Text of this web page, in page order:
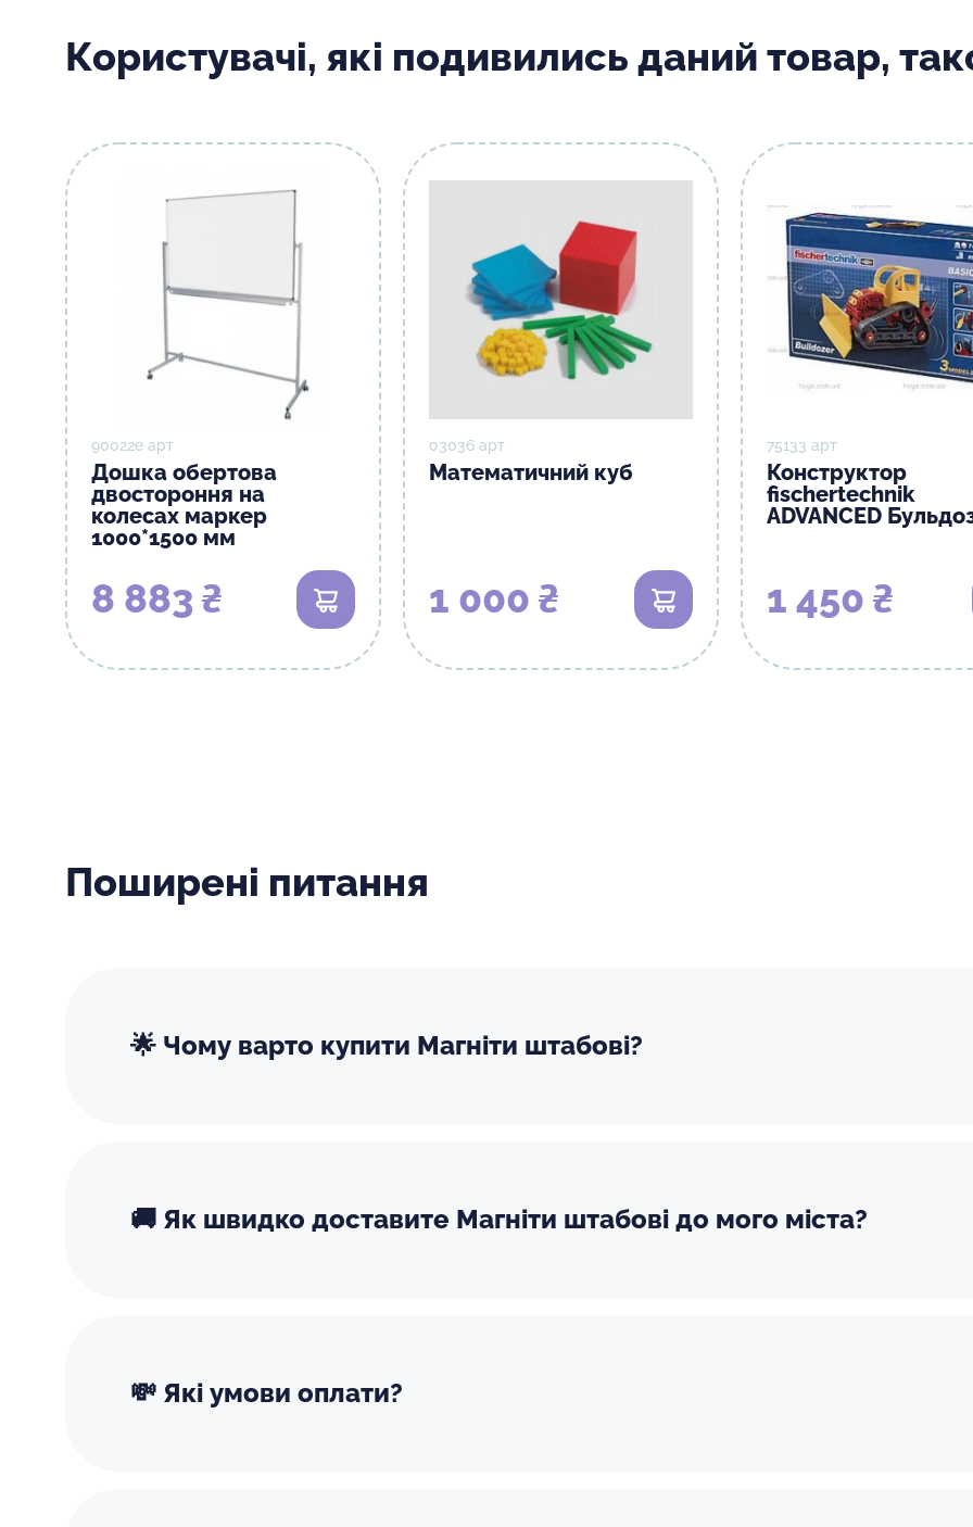
Користувачі, які подивились даний товар,
90022е арт
Дошка обертова
двостороння на
колесах маркер
1000*1500 мм
8 883 ₴ В кошик
03036 арт
Математичний куб
1 000 ₴ В кошик
75133 арт
Конструктор
fisсhertechnik
ADVANCED
1 450 ₴
Поширені питання
🌟 Чому варто купити Магніти штабові?
🚚 Як швидко доставите Магніти штабові до мого міста?
💸 Які умови оплати?